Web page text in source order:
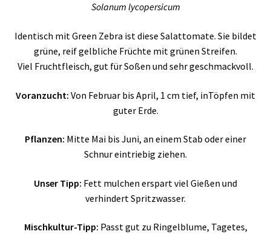
Solanum lycopersicum
Identisch mit Green Zebra ist diese Salattomate. Sie bildet
grüne, reif gelbliche Früchte mit grünen Streifen.
Viel Fruchtfleisch, gut für Soßen und sehr geschmackvoll.
Voranzucht: Von Februar bis April, 1 cm tief, inTöpfen mit
guter Erde.
Pflanzen: Mitte Mai bis Juni, an einem Stab oder einer
Schnur eintriebig ziehen.
Unser Tipp: Fett mulchen erspart viel Gießen und
verhindert Spritzwasser.
Mischkultur-Tipp: Passt gut zu Ringelblume, Tagetes,